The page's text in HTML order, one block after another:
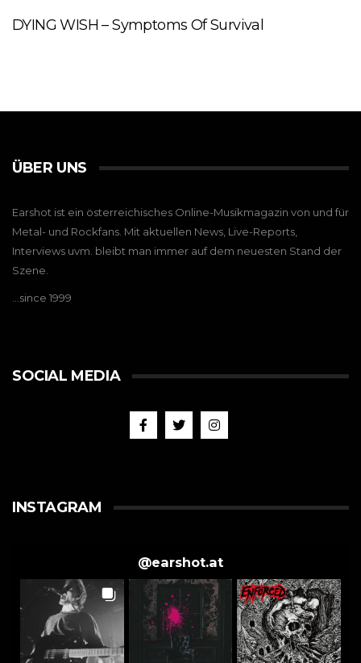
DYING WISH – Symptoms Of Survival
ÜBER UNS
Earshot ist ein österreichisches Online-Musikmagazin von und für
Metal- und Rockfans. Mit aktuellen News, Live-Reports,
Interviews uvm. bleibt man immer auf dem neuesten Stand der
Szene.
…since 1999
SOCIAL MEDIA
INSTAGRAM
@earshot.at